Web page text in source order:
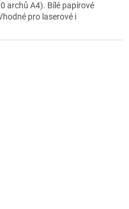
archů A4). Bílé papírové
pro laserové i